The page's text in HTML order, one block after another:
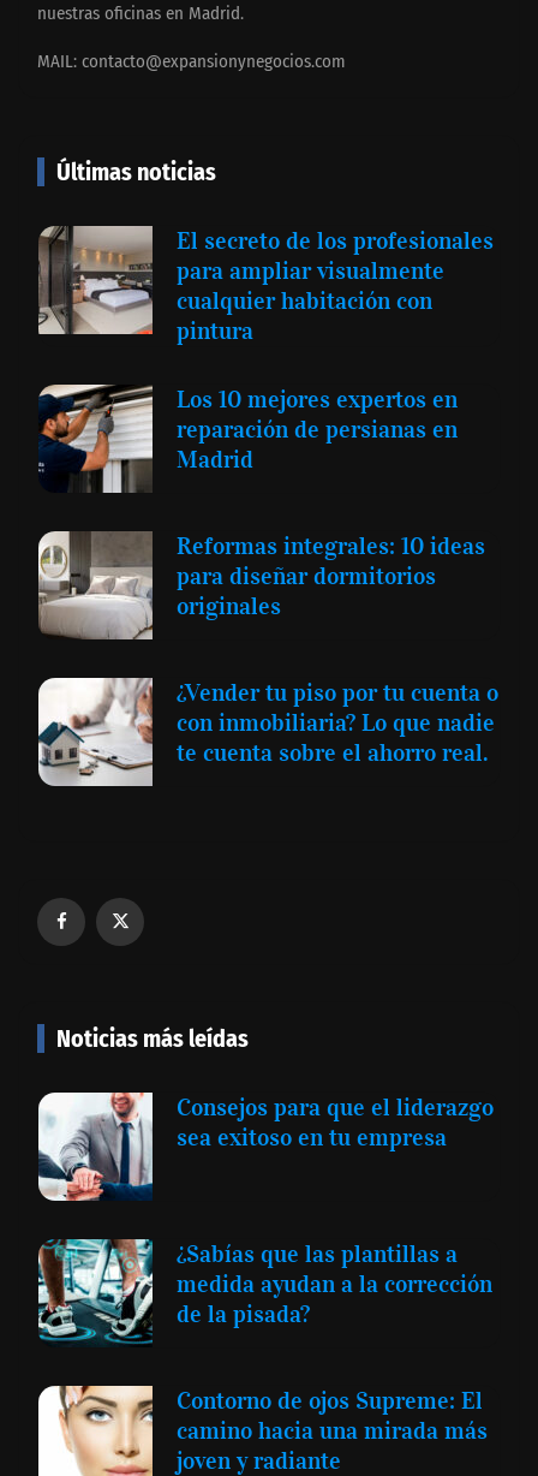
nuestras oficinas en Madrid.
MAIL: contacto@expansionynegocios.com
Últimas noticias
El secreto de los profesionales
para ampliar visualmente
cualquier habitación con
pintura
Los 10 mejores expertos en
reparación de persianas en
Madrid
Reformas integrales: 10 ideas
para diseñar dormitorios
originales
¿Vender tu piso por tu cuenta o
con inmobiliaria? Lo que nadie
te cuenta sobre el ahorro real.
Noticias más leídas
Consejos para que el liderazgo
sea exitoso en tu empresa
¿Sabías que las plantillas a
medida ayudan a la corrección
de la pisada?
Contorno de ojos Supreme: El
camino hacia una mirada más
joven y radiante